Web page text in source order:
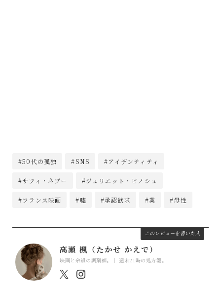
#50代の孤独 #SNS #アイデンティティ
#サフィ・ネブー #ジュリエット・ビノシュ
#フランス映画 #嘘 #承認欲求 #業 #母性
このレビューを書いた人
高瀬 楓（たかせ かえで）
映画と余韻の調剤師。｜ 週末21時の処方箋。